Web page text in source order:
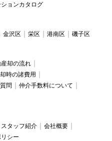
ションカタログ
金沢区 栄区 港南区 磯子区
却の流れ
時の諸費用
問
仲介手数料について
スタッフ紹介
会社概要
シー